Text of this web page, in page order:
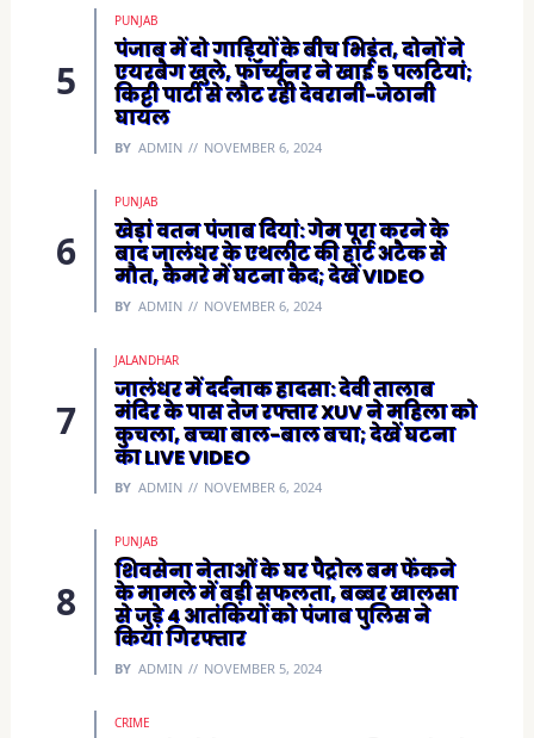
PUNJAB
पंजाब में दो गाड़ियों के बीच भिड़ंत, दोनों ने
एयरबैग खुले, फॉर्च्यूनर ने खाई 5 पलटियां;
किट्टी पार्टी से लौट रही देवरानी-जेठानी
घायल
BY ADMIN NOVEMBER 6, 2024
PUNJAB
खेड़ां वतन पंजाब दियां: गेम पूरा करने के
बाद जालंधर के एथलीट की हार्ट अटैक से
मौत, कैमरे में घटना कैद; देखें VIDEO
BY ADMIN NOVEMBER 6, 2024
JALANDHAR
जालंधर में दर्दनाक हादसा: देवी तालाब
मंदिर के पास तेज रफ्तार XUV ने महिला को
कुचला, बच्चा बाल-बाल बचा; देखें घटना
का LIVE VIDEO
BY ADMIN NOVEMBER 6, 2024
PUNJAB
शिवसेना नेताओं के घर पैट्रोल बम फेंकने
के मामले में बड़ी सफलता, बब्बर खालसा
से जुड़े 4 आतंकियों को पंजाब पुलिस ने
किया गिरफ्तार
BY ADMIN NOVEMBER 5, 2024
CRIME